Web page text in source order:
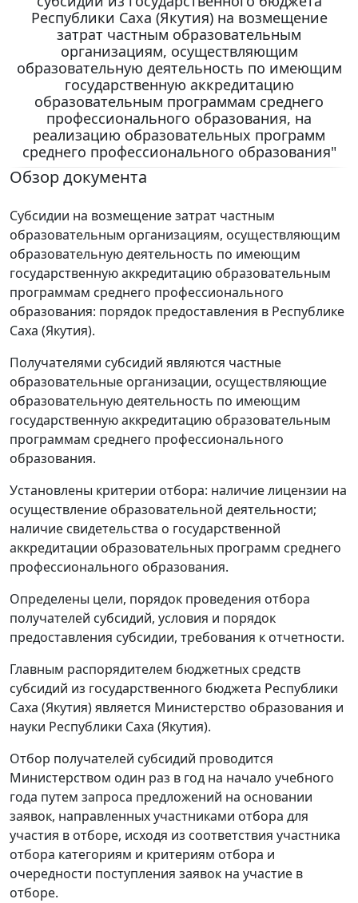
Республики Саха (Якутия) на возмещение
затрат частным образовательным
организациям, осуществляющим
образовательную деятельность по имеющим
государственную аккредитацию
образовательным программам среднего
профессионального образования, на
реализацию образовательных программ
среднего профессионального образования"
Обзор документа
Субсидии на возмещение затрат частным
образовательным организациям, осуществляющим
образовательную деятельность по имеющим
государственную аккредитацию образовательным
программам среднего профессионального
образования: порядок предоставления в Республике
Саха (Якутия).
Получателями субсидий являются частные
образовательные организации, осуществляющие
образовательную деятельность по имеющим
государственную аккредитацию образовательным
программам среднего профессионального
образования.
Установлены критерии отбора: наличие лицензии на
осуществление образовательной деятельности;
наличие свидетельства о государственной
аккредитации образовательных программ среднего
профессионального образования.
Определены цели, порядок проведения отбора
получателей субсидий, условия и порядок
предоставления субсидии, требования к отчетности.
Главным распорядителем бюджетных средств
субсидий из государственного бюджета Республики
Саха (Якутия) является Министерство образования и
науки Республики Саха (Якутия).
Отбор получателей субсидий проводится
Министерством один раз в год на начало учебного
года путем запроса предложений на основании
заявок, направленных участниками отбора для
участия в отборе, исходя из соответствия участника
отбора категориям и критериям отбора и
очередности поступления заявок на участие в
отборе.